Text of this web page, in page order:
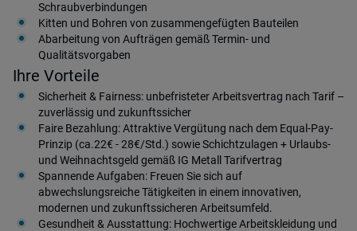
Schraubverbindungen
Kitten und Bohren von zusammengefügten Bauteilen
Abarbeitung von Aufträgen gemäß Termin- und
Qualitätsvorgaben
Ihre Vorteile
Sicherheit & Fairness: unbefristeter Arbeitsvertrag nach Tarif –
zuverlässig und zukunftssicher
Faire Bezahlung: Attraktive Vergütung nach dem Equal-Pay-
Prinzip (ca.22€ - 28€/Std.) sowie Schichtzulagen + Urlaubs-
und Weihnachtsgeld gemäß IG Metall Tarifvertrag
Spannende Aufgaben: Freuen Sie sich auf
abwechslungsreiche Tätigkeiten in einem innovativen,
modernen und zukunftssicheren Arbeitsumfeld.
Gesundheit & Ausstattung: Hochwertige Arbeitskleidung und